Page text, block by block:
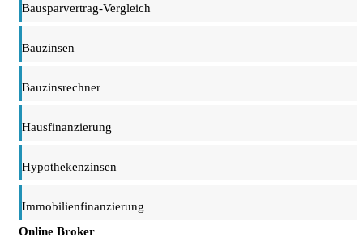
Bausparvertrag-Vergleich
Bauzinsen
Bauzinsrechner
Hausfinanzierung
Hypothekenzinsen
Immobilienfinanzierung
Online Broker